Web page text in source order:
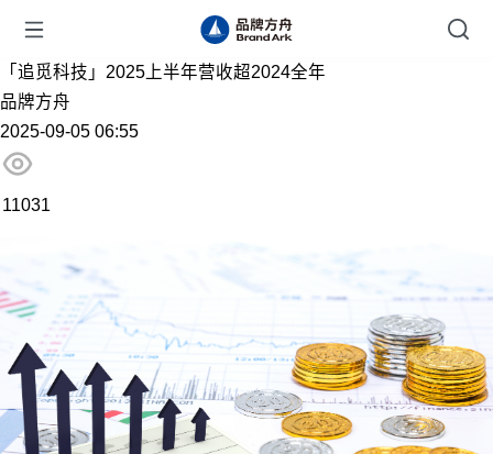
「追觅科技」2025上半年营收超2024全年
品牌方舟
2025-09-05 06:55
11031